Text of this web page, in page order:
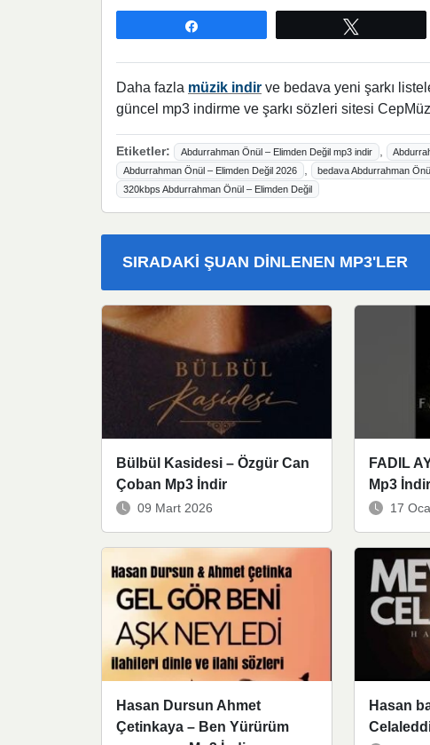
Daha fazla müzik indir ve bedava yeni şarkı
güncel mp3 indirme ve şarkı sözleri sitesi
Etiketler: Abdurrahman Önül – Elimden Değil mp3 indir
Abdurrahman Önül – Elimden Değil 2026 bedava Abdurrahman
320kbps Abdurrahman Önül – Elimden Değil
SIRADAKI ŞUAN DINLENEN MP3'LER
Bülbül Kasidesi – Özgür Can
Çoban Mp3 İndir
09 Mart 2026
FADIL
Mp3 İndir
17
Hasan Dursun Ahmet
Çetinkaya – Ben Yürürüm
Hasan